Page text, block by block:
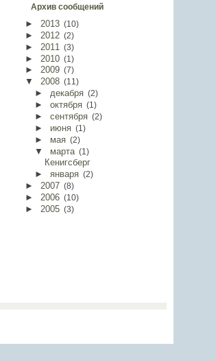
Архив сообщений
► 2013 (10)
► 2012 (2)
► 2011 (3)
► 2010 (1 )
► 2009 ( 7)
▼ 2008 (11 )
► декабря (2)
► октября (1 )
► сентября (2)
► июня (1 )
► мая (2)
▼ марта (1 )
Кенигсберг
►
января (2)
► 2007 (8)
► 2006 (10)
► 2005 (3)